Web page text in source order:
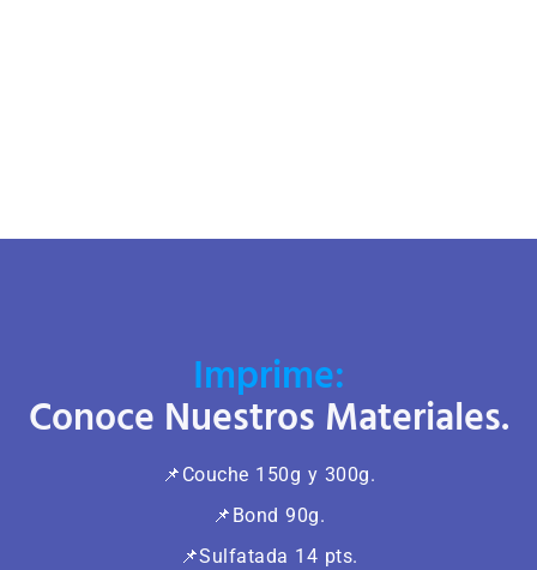
Imprime:
Conoce Nuestros Materiales.
📌Couche 150g y 300g.
📌Bond 90g.
📌Sulfatada 14 pts.